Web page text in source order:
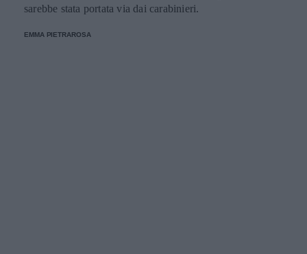
sarebbe stata portata via dai carabinieri.
EMMA PIETRAROSA